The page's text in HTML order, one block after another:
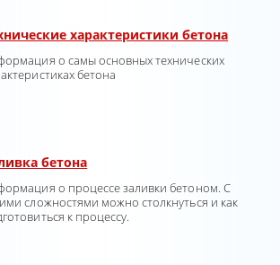
характеристики бетона
о самы основных технических
бетона
бетона
о процессе заливки бетоном. С
сложностями можно столкнуться и как
к процессу.